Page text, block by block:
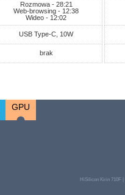
Rozmowa - 28:21
Web-browsing - 12:38
Wideo - 12:02
USB Type-C, 10W
brak
GPU
HiSilicon Kirin 710F